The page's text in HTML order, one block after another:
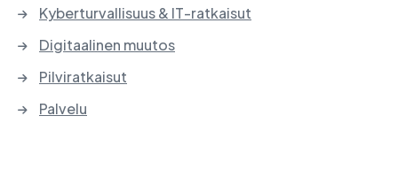
Kyberturvallisuus & IT-ratkaisut
Digitaalinen muutos
Pilviratkaisut
Palvelu